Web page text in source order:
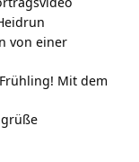
von einer
Mit dem